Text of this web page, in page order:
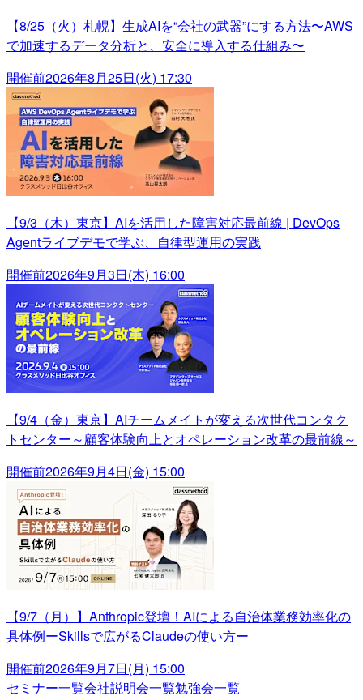
【8/25（火）札幌】生成AIを“会社の武器”にする方法〜AWS
で加速するデータ分析と、安全に導入する仕組み〜
開催前2026年8月25日(火) 17:30
【9/3（木）東京】AIを活用した障害対応最前線 | DevOps
Agentライブデモで学ぶ、自律型運用の実践
開催前2026年9月3日(木) 16:00
【9/4（金）東京】AIチームメイトが変える次世代コンタク
トセンター～顧客体験向上とオペレーション改革の最前線～
開催前2026年9月4日(金) 15:00
【9/7（月）】Anthropic登壇！AIによる自治体業務効率化の
具体例ーSkillsで広がるClaudeの使い方ー
開催前2026年9月7日(月) 15:00
セミナー一覧会社説明会一覧勉強会一覧